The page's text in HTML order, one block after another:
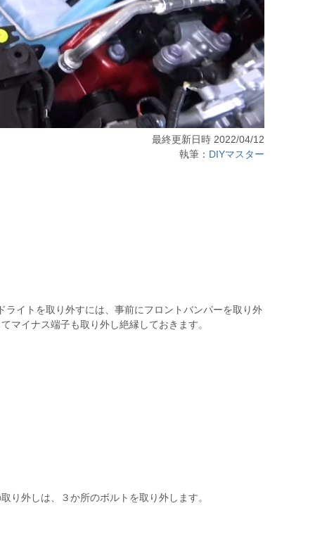
最終更新日時 2022/04/12
執筆： DIYマスター
ライトを取り外すには、事前にフロントバンパーを取り外
マイナス端子も取り外し絶縁しておきます。
り外しは、３か所のボルトを取り外します。